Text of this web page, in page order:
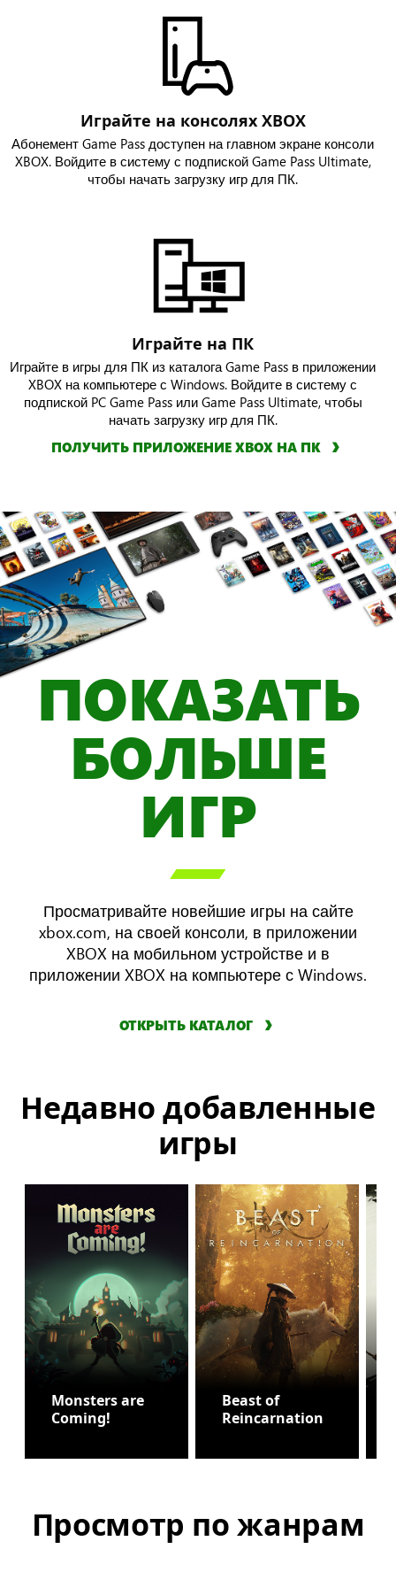
Играйте на консолях XBOX
Абонемент Game Pass доступен на главном экране консоли
XBOX. Войдите в систему с подпиской Game Pass Ultimate,
чтобы начать загрузку игр для ПК.
Играйте на ПК
Играйте в игры для ПК из каталога Game Pass в приложении
XBOX на компьютере с Windows. Войдите в систему с
подпиской PC Game Pass или Game Pass Ultimate, чтобы
начать загрузку игр для ПК.
ПОЛУЧИТЬ ПРИЛОЖЕНИЕ XBOX НА ПК
ПОКАЗАТЬ
БОЛЬШЕ
ИГР

Просматривайте новейшие игры на сайте
xbox.com, на своей консоли, в приложении
XBOX на мобильном устройстве и в
приложении XBOX на компьютере с Windows.
ОТКРЫТЬ КАТАЛОГ
Недавно добавленные
игры
Monsters are
Coming!
Beast of
Reincarnation
Просмотр по жанрам